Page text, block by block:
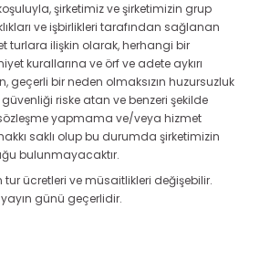
şirketimiz ve şirketimizin grup
ve işbirlikleri tarafından sağlanan
turlara ilişkin olarak, herhangi bir
kurallarına ve örf ve adete aykırı
geçerli bir neden olmaksızın huzursuzluk
riske atan ve benzeri şekilde
yapmama ve/veya hizmet
saklı olup bu durumda şirketimizin
bulunmayacaktır.
ücretleri ve müsaitlikleri değişebilir.
günü geçerlidir.